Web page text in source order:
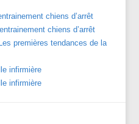
chiens d’arrêt
chiens d’arrêt
premières tendances de la
infirmière
infirmière